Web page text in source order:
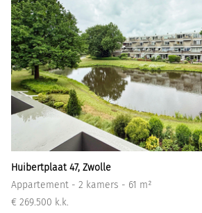
Huibertplaat 47, Zwolle
Appartement - 2 kamers - 61 m²
€ 269.500 k.k.